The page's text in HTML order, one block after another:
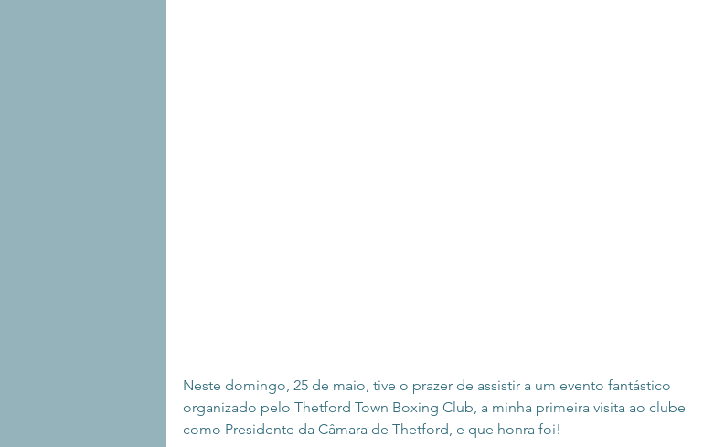
Neste domingo, 25 de maio, tive o prazer de assistir a um evento fantástico
organizado pelo Thetford Town Boxing Club, a minha primeira visita ao clube
como Presidente da Câmara de Thetford, e que honra foi!